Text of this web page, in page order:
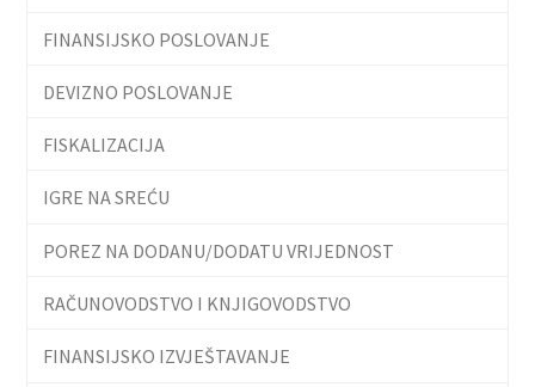
FINANSIJSKO POSLOVANJE
DEVIZNO POSLOVANJE
FISKALIZACIJA
IGRE NA SREĆU
POREZ NA DODANU/DODATU VRIJEDNOST
RAČUNOVODSTVO I KNJIGOVODSTVO
FINANSIJSKO IZVJEŠTAVANJE